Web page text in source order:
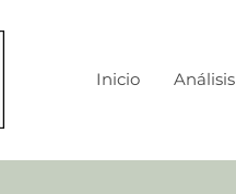
Inicio Análisis